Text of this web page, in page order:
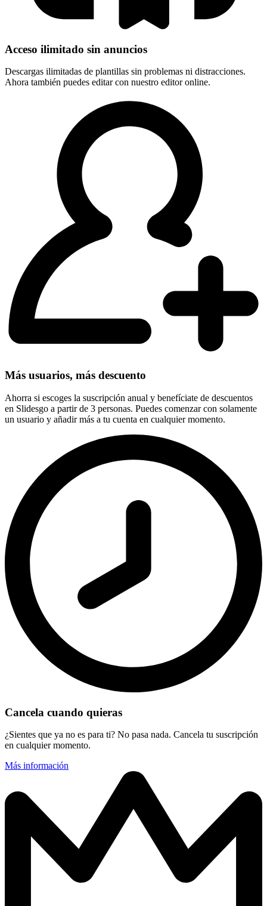
Acceso ilimitado sin anuncios
Descargas ilimitadas de plantillas sin problemas ni distracciones.
Ahora también puedes editar con nuestro editor online.
Más usuarios, más descuento
Ahorra si escoges la suscripción anual y benefíciate de descuentos
en Slidesgo a partir de 3 personas. Puedes comenzar con solamente
un usuario y añadir más a tu cuenta en cualquier momento.
Cancela cuando quieras
¿Sientes que ya no es para ti? No pasa nada. Cancela tu suscripción
en cualquier momento.
Más información